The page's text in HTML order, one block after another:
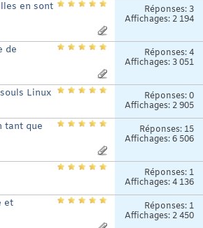
en sont
Réponses: 3
Affichages: 2 194
de
Réponses:4
Affichages: 3 051
Linux Réponses:0
Affichages: 2 905
tant que
Réponses: 15
Affichages: 6 506
Réponses: 1
Affichages: 4 136
et
Réponses: 1
Affichages: 2 450